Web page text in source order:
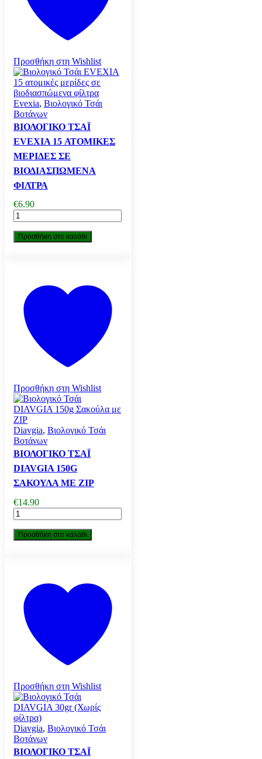
Προσθήκη στη Wishlist
Evexia, Βιολογικό Τσάι
Βοτάνων
ΒΙΟΛΟΓΙΚΌ ΤΣΆΙ
EVEXIA 15 ΑΤΟΜΙΚΈΣ
ΜΕΡΊΔΕΣ ΣΕ
ΒΙΟΔΙΑΣΠΏΜΕΝΑ
ΦΊΛΤΡΑ
€6.90
Βιολογικό
Τσάι
EVEXIA
15
βιοδιασπώμενα
φίλτρα
ποσότητα
Προσθήκη στο καλάθι
Προσθήκη στη Wishlist
Diavgia, Βιολογικό Τσάι
Βοτάνων
ΒΙΟΛΟΓΙΚΌ ΤΣΆΙ
DIAVGIA 150G
ΣΑΚΟΎΛΑ ΜΕ ZIP
€14.90
Βιολογικό
Τσάι
DIAVGIA
150g
ποσότητα
Προσθήκη στο καλάθι
Προσθήκη στη Wishlist
Diavgia, Βιολογικό Τσάι
Βοτάνων
ΒΙΟΛΟΓΙΚΌ ΤΣΆΙ